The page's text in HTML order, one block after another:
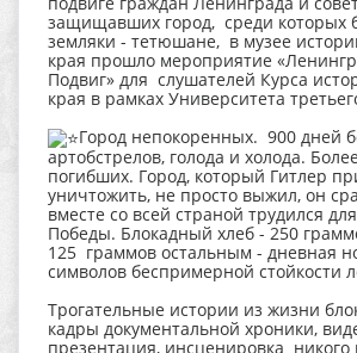
защищавших город, среди которых
земляки - тетюшане, в музее
края прошло мероприятие
Подвиг» для слушателей Курса
края в рамках Университета
Город непокоренных. 900 дней
артобстрелов, голода и холода.
погибших. Город, который Гитлер
уничтожить, не просто выжил, он
вместе со всей страной трудился
Победы. Блокадный хлеб - 250
125 граммов остальным - дневная
символов беспримерной стойкости
Трогательные истории из жизни
кадры документальной хроники,
презентация, инсценировка никого